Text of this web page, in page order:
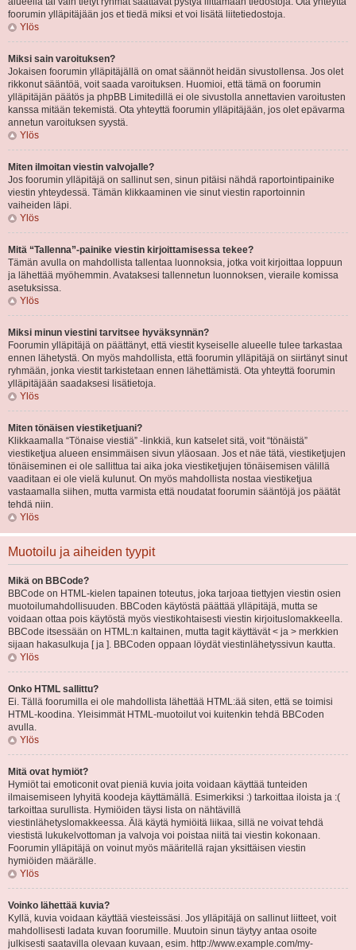
foorumin ylläpitäjään jos et tiedä miksi et voi lisätä liitetiedostoja.
Ylös
Miksi sain varoituksen?
Jokaisen foorumin ylläpitäjällä on omat säännöt heidän sivustollensa. Jos olet
rikkonut sääntöä, voit saada varoituksen. Huomioi, että tämä on foorumin
ylläpitäjän päätös ja phpBB Limitedillä ei ole sivustolla annettavien varoitusten
kanssa mitään tekemistä. Ota yhteyttä foorumin ylläpitäjään, jos olet epävarma
annetun varoituksen syystä.
Ylös
Miten ilmoitan viestin valvojalle?
Jos foorumin ylläpitäjä on sallinut sen, sinun pitäisi nähdä raportointipainike
viestin yhteydessä. Tämän klikkaaminen vie sinut viestin raportoinnin
vaiheiden läpi.
Ylös
Mitä “Tallenna”-painike viestin kirjoittamisessa tekee?
Tämän avulla on mahdollista tallentaa luonnoksia, jotka voit kirjoittaa loppuun
ja lähettää myöhemmin. Avataksesi tallennetun luonnoksen, vieraile komissa
asetuksissa.
Ylös
Miksi minun viestini tarvitsee hyväksynnän?
Foorumin ylläpitäjä on päättänyt, että viestit kyseiselle alueelle tulee tarkastaa
ennen lähetystä. On myös mahdollista, että foorumin ylläpitäjä on siirtänyt sinut
ryhmään, jonka viestit tarkistetaan ennen lähettämistä. Ota yhteyttä foorumin
ylläpitäjään saadaksesi lisätietoja.
Ylös
Miten tönäisen viestiketjuani?
Klikkaamalla “Tönaise viestiä” -linkkiä, kun katselet sitä, voit “tönäistä”
viestiketjua alueen ensimmäisen sivun yläosaan. Jos et näe tätä, viestiketjujen
tönäiseminen ei ole sallittua tai aika joka viestiketjujen tönäisemisen välillä
vaaditaan ei ole vielä kulunut. On myös mahdollista nostaa viestiketjua
vastaamalla siihen, mutta varmista että noudatat foorumin sääntöjä jos päätät
tehdä niin.
Ylös
Muotoilu ja aiheiden tyypit
Mikä on BBCode?
BBCode on HTML-kielen tapainen toteutus, joka tarjoaa tiettyjen viestin osien
muotoilumahdollisuuden. BBCoden käytöstä päättää ylläpitäjä, mutta se
voidaan ottaa pois käytöstä myös viestikohtaisesti viestin kirjoituslomakkeella.
BBCode itsessään on HTML:n kaltainen, mutta tagit käyttävät < ja > merkkien
sijaan hakasulkuja [ ja ]. BBCoden oppaan löydät viestinlähetyssivun kautta.
Ylös
Onko HTML sallittu?
Ei. Tällä foorumilla ei ole mahdollista lähettää HTML:ää siten, että se toimisi
HTML-koodina. Yleisimmät HTML-muotoilut voi kuitenkin tehdä BBCoden
avulla.
Ylös
Mitä ovat hymiöt?
Hymiöt tai emoticonit ovat pieniä kuvia joita voidaan käyttää tunteiden
ilmaisemiseen lyhyitä koodeja käyttämällä. Esimerkiksi :) tarkoittaa iloista ja :(
tarkoittaa surullista. Hymiöiden täysi lista on nähtävillä
viestinlähetyslomakkeessa. Älä käytä hymiöitä liikaa, sillä ne voivat tehdä
viestistä lukukelvottoman ja valvoja voi poistaa niitä tai viestin kokonaan.
Foorumin ylläpitäjä on voinut myös määritellä rajan yksittäisen viestin
hymiöiden määrälle.
Ylös
Voinko lähettää kuvia?
Kyllä, kuvia voidaan käyttää viesteissäsi. Jos ylläpitäjä on sallinut liitteet, voit
mahdollisesti ladata kuvan foorumille. Muutoin sinun täytyy antaa osoite
julkisesti saatavilla olevaan kuvaan, esim. http://www.example.com/my-